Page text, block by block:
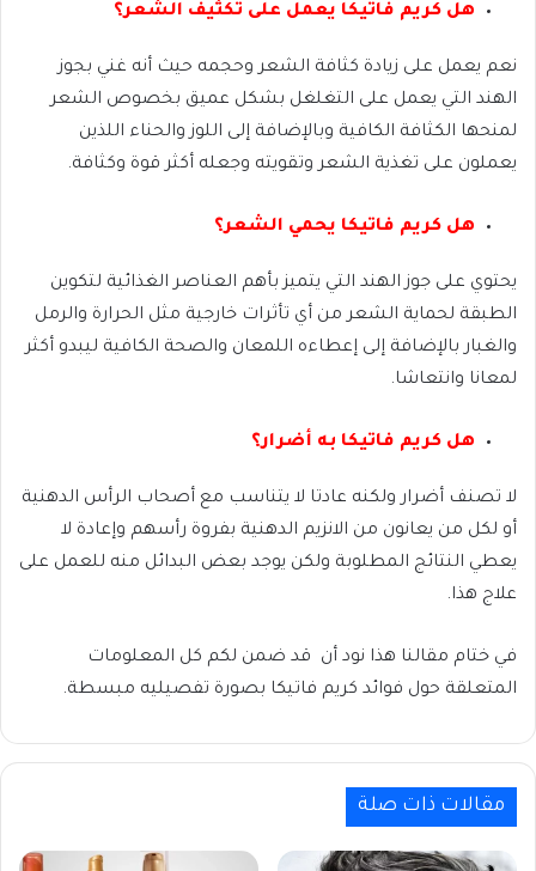
هل كريم فاتيكا يعمل على تكثيف الشعر؟
نعم يعمل على زيادة كثافة الشعر وحجمه حيث أنه غني بجوز
الهند التي يعمل على التغلغل بشكل عميق بخصوص الشعر
لمنحها الكثافة الكافية وبالإضافة إلى اللوز والحناء اللذين
يعملون على تغذية الشعر وتقويته وجعله أكثر قوة وكثافة.
هل كريم فاتيكا يحمي الشعر؟
يحتوي على جوز الهند التي يتميز بأهم العناصر الغذائية لتكوين
الطبقة لحماية الشعر من أي تأثرات خارجية مثل الحرارة والرمل
والغبار بالإضافة إلى إعطاءه اللمعان والصحة الكافية ليبدو أكثر
لمعانا وانتعاشا.
هل كريم فاتيكا به أضرار؟
لا تصنف أضرار ولكنه عادتا لا يتناسب مع أصحاب الرأس الدهنية
أو لكل من يعانون من الانزيم الدهنية بفروة رأسهم وإعادة لا
يعطي النتائج المطلوبة ولكن يوجد بعض البدائل منه للعمل على
علاج هذا.
في ختام مقالنا هذا نود أن قد ضمن لكم كل المعلومات
المتعلقة حول فوائد كريم فاتيكا بصورة تفصيليه مبسطة.
مقالات ذات صلة